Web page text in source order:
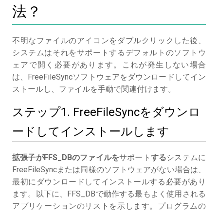
法？
不明なファイルのアイコンをダブルクリックした後、
システムはそれをサポートするデフォルトのソフトウ
ェアで開く必要があります。これが発生しない場合
は、FreeFileSyncソフトウェアをダウンロードしてイン
ストールし、ファイルを手動で関連付けます。
ステップ1. FreeFileSyncをダウンロ
ードしてインストールします
拡張子がFFS_DBのファイルをサポート するシステムに
FreeFileSyncまたは同様のソフトウェアがない場合は、
最初にダウンロードしてインストールする必要があり
ます。以下に、FFS_DBで動作する最もよく使用される
アプリケーションのリストを示します。プログラムの